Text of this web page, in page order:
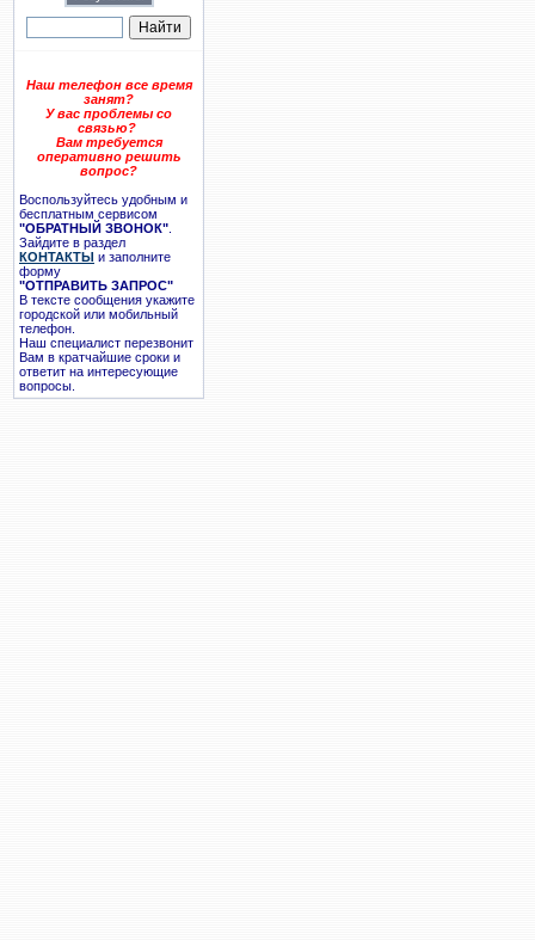
Наш телефон все время
занят?
У вас проблемы со
связью?
Вам требуется
оперативно решить
вопрос?
Воспользуйтесь удобным и
бесплатным сервисом
"ОБРАТНЫЙ ЗВОНОК"
Зайдите в раздел
КОНТАКТЫ и заполните
форму
"ОТПРАВИТЬ ЗАПРОС"
В тексте сообщения укажите
городской или мобильный
телефон.
Наш специалист перезвонит
Вам в кратчайшие сроки и
ответит на интересующие
вопросы.